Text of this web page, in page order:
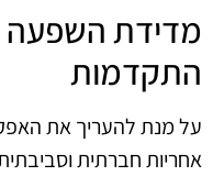
מדידת השפעה
התקדמות
על מנת להעריך את
אחריות חברתית